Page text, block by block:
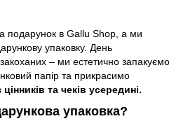
подарунок в Gallu Shop, а ми
упаковку. День
– ми естетично запакуємо
папір та прикрасимо
цінників та чеків усередині.
упаковка?